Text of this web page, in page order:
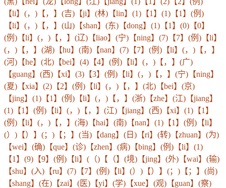
【li】(，)【，】(吉)【ji】(林)【lin】(1)【1】(1)【1】(例)
【li】(，)【，】(山)【shan】(东)【dong】(1)【1】(0)【0】
(例)【li】(，)【，】(辽)【liao】(宁)【ning】(7)【7】(例)【li】
(，)【，】(湖)【hu】(南)【nan】(7)【7】(例)【li】(，)【，】
(河)【he】(北)【bei】(4)【4】(例)【li】(，)【，】(广)
【guang】(西)【xi】(3)【3】(例)【li】(，)【，】(宁)【ning】
(夏)【xia】(2)【2】(例)【li】(，)【，】(北)【bei】(京)
【jing】(1)【1】(例)【li】(，)【，】(浙)【zhe】(江)【jiang】
(1)【1】(例)【li】(，)【，】(江)【jiang】(西)【xi】(1)【1】
(例)【li】(，)【，】(海)【hai】(南)【nan】(1)【1】(例)【li】
(）)【）】(；)【；】(当)【dang】(日)【ri】(转)【zhuan】(为)
【wei】(确)【que】(诊)【zhen】(病)【bing】(例)【li】(1)
【1】(9)【9】(例)【li】(（)【（】(境)【jing】(外)【wai】(输)
【shu】(入)【ru】(7)【7】(例)【li】(）)【）】(；)【；】(尚)
【shang】(在)【zai】(医)【yi】(学)【xue】(观)【guan】(察)